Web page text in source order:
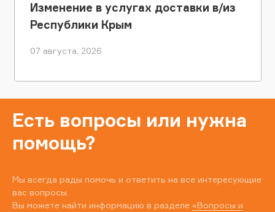
Изменение в услугах доставки в/из
Республики Крым
07 августа, 2026
Есть вопросы или нужна
помощь?
Мы всегда рады помочь и ответить на все интересующие
вас вопросы.
Вы можете найти информацию в разделе «Вопросы и